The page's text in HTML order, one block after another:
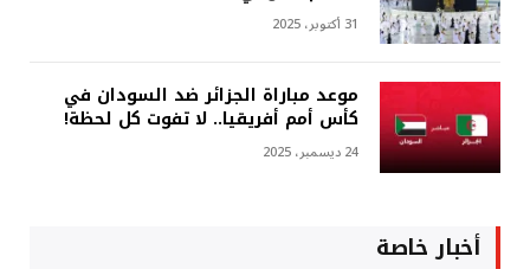
31 أكتوبر، 2025
موعد مباراة الجزائر ضد السودان في
كأس أمم أفريقيا.. لا تفوت كل لحظة!
24 ديسمبر، 2025
أخبار خاصة